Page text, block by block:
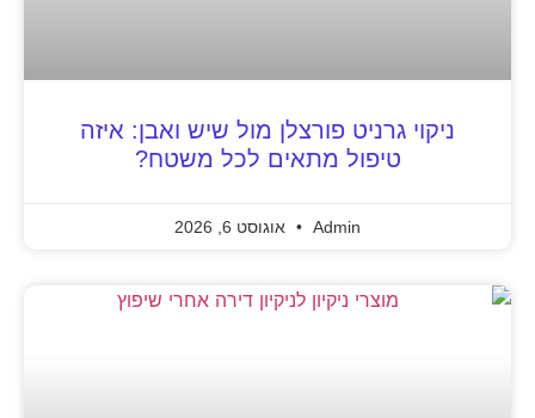
ניקוי גרניט פורצלן מול שיש ואבן: איזה
טיפול מתאים לכל משטח?
Admin אוגוסט 6, 2026